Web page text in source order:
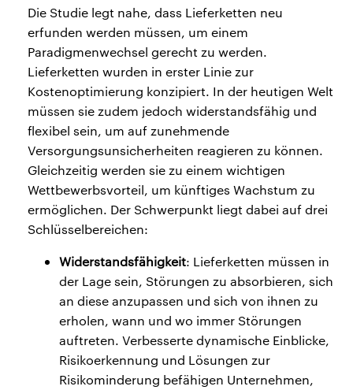
Die Studie legt nahe, dass Lieferketten neu
erfunden werden müssen, um einem
Paradigmenwechsel gerecht zu werden.
Lieferketten wurden in erster Linie zur
Kostenoptimierung konzipiert. In der heutigen Welt
müssen sie zudem jedoch widerstandsfähig und
flexibel sein, um auf zunehmende
Versorgungsunsicherheiten reagieren zu können.
Gleichzeitig werden sie zu einem wichtigen
Wettbewerbsvorteil, um künftiges Wachstum zu
ermöglichen. Der Schwerpunkt liegt dabei auf drei
Schlüsselbereichen:
Widerstandsfähigkeit: Lieferketten müssen in
der Lage sein, Störungen zu absorbieren, sich
an diese anzupassen und sich von ihnen zu
erholen, wann und wo immer Störungen
auftreten. Verbesserte dynamische Einblicke,
Risikoerkennung und Lösungen zur
Risikominderung befähigen Unternehmen,